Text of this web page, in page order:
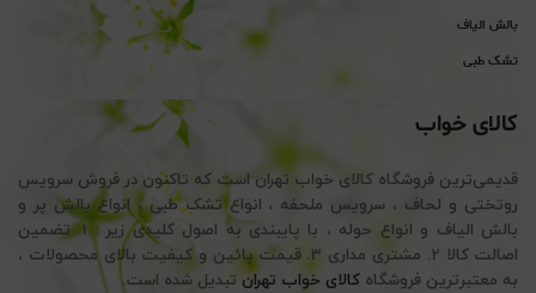
بالش الیاف
تشک طبی
کالای خواب
قدیمی‌ترین فروشگاه کالای خواب تهران است که تاکنون در فروش سرویس
روتختی و لحاف ، سرویس ملحفه ، انواع تشک طبی ، انواع بالش پر و
بالش الیاف و انواع حوله ، با پایبندی به اصول کلیدی زیر : 1. تضمین
اصالت کالا 2. مشتری مداری 3. قیمت پائین و کیفیت بالای محصولات ،
به معتبرترین فروشگاه کالای خواب تهران تبدیل شده است.